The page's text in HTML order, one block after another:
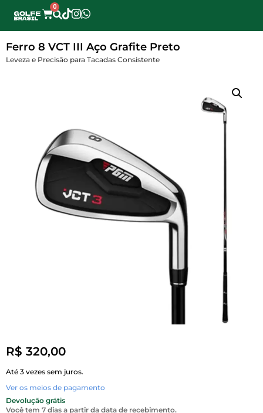
0
Ferro 8 VCT III Aço Grafite Preto
Leveza e Precisão para Tacadas Consistente
R$ 320,00
Até 3 vezes sem juros.
Ver os meios de pagamento
Devolução grátis
Você tem 7 dias a partir da data de recebimento.